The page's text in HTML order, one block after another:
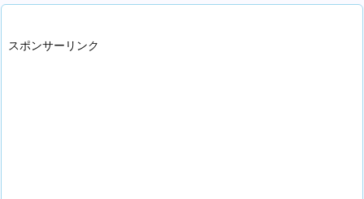
スポンサーリンク